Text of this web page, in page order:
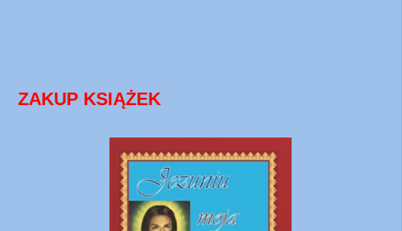
ZAKUP KSIĄŻEK